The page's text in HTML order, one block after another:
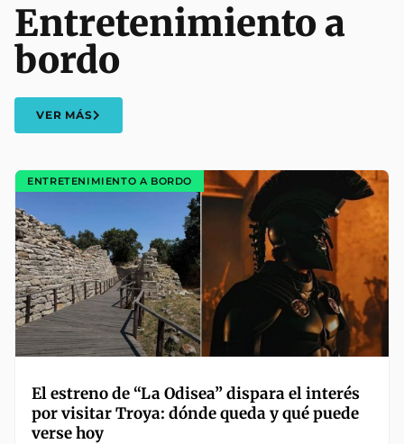
Entretenimiento a
bordo
VER MÁS
ENTRETENIMIENTO A BORDO
El estreno de “La Odisea” dispara el interés
por visitar Troya: dónde queda y qué puede
verse hoy